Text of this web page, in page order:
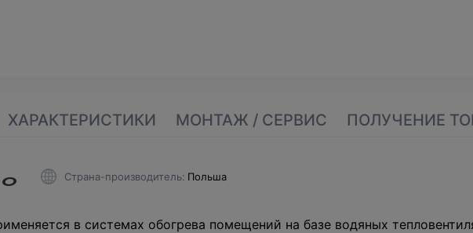
ХАРАКТЕРИСТИКИ МОНТАЖ / СЕРВИС ПОЛУЧЕНИЕ
Страна-производитель Польша
в системах обогрева помещений на базе водяных